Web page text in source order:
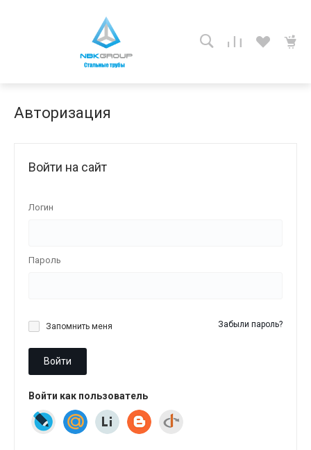
Авторизация
Войти на сайт
Логин
Пароль
Запомнить меня Забыли пароль?
Войти
Войти как пользователь